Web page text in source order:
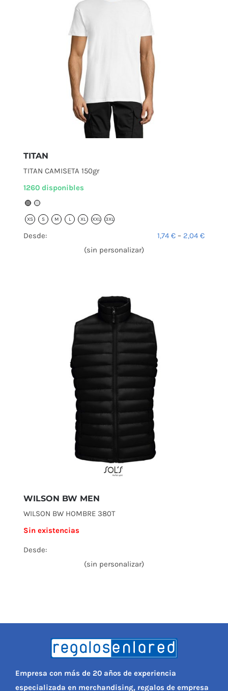
TITAN
TITAN CAMISETA 150gr
1260 disponibles
XS S M L XL XXL 3XL
Desde: 1,74 € – 2,04 €
(sin personalizar)
WILSON BW MEN
WILSON BW HOMBRE 380T
Sin existencias
Desde:
(sin personalizar)
Empresa con más de 20 años de experiencia
especializada en merchandising, regalos de empresa